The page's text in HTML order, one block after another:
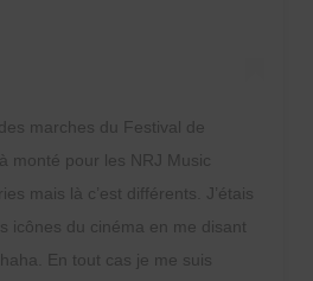
marches du Festival de
monté pour les NRJ Music
mais là c’est différents. J’étais
icônes du cinéma en me disant
En tout cas je me suis